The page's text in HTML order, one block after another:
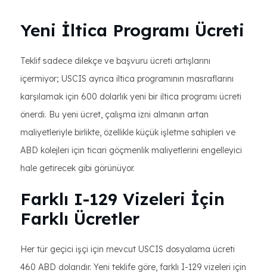
Yeni İltica Programı Ücreti
Teklif sadece dilekçe ve başvuru ücreti artışlarını
içermiyor; USCIS ayrıca iltica programının masraflarını
karşılamak için 600 dolarlık yeni bir iltica programı ücreti
önerdi. Bu yeni ücret, çalışma izni almanın artan
maliyetleriyle birlikte, özellikle küçük işletme sahipleri ve
ABD kolejleri için ticari göçmenlik maliyetlerini engelleyici
hale getirecek gibi görünüyor.
Farklı I-129 Vizeleri İçin
Farklı Ücretler
Her tür geçici işçi için mevcut USCIS dosyalama ücreti
460 ABD dolarıdır. Yeni teklife göre, farklı I-129 vizeleri için